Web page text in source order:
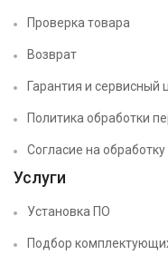
Проверка товара
Возврат
Гарантия и сервисный
Политика обработки
Согласие на
Услуги
Установка ПО
Подбор